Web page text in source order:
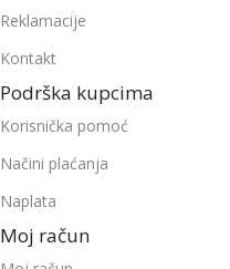
Reklamacije
Kontakt
Podrška kupcima
Korisnička pomoć
Načini plaćanja
Naplata
Moj račun